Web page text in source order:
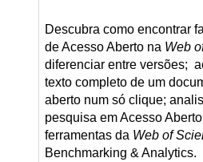
Descubra como encontrar
de Acesso Aberto na Web
diferenciar entre versões;
texto completo de um
aberto num só clique;
pesquisa em Acesso
ferramentas da Web of
Benchmarking & Analytics.